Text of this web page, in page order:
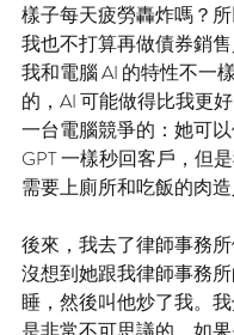
樣子每天疲勞轟炸嗎？所
我也不打算再做債券銷售
我和電腦 AI 的特性不一
的，AI 可能做得比我更
一台電腦競爭的：她可
GPT 一樣秒回客戶，但
需要上廁所和吃飯的肉造
後來，我去了律師事務所
沒想到她跟我律師事務
睡，然後叫他炒了我。